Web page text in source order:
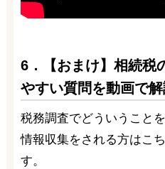
6．【おまけ】相続税
やすい質問を動画で解
税務調査でどういうこと
情報収集をされる方はこ
す。